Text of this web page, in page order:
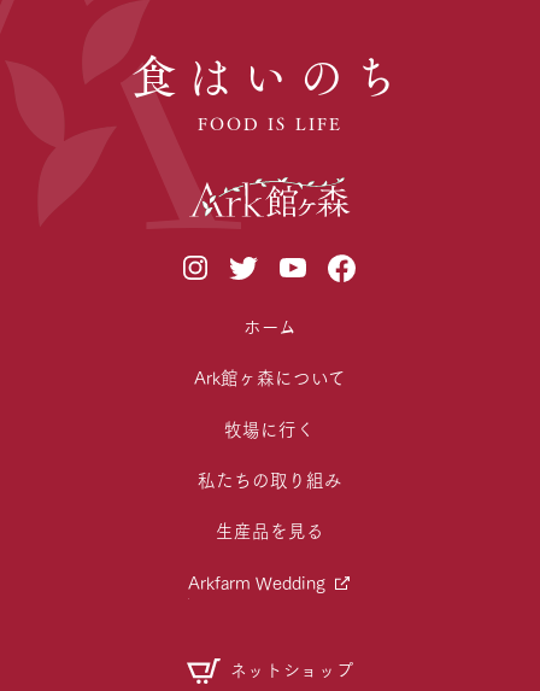
食はいのち
FOOD IS LIFE
ホーム
Ark館ヶ森について
牧場に行く
私たちの取り組み
生産品を見る
Arkfarm Wedding
ネットショップ